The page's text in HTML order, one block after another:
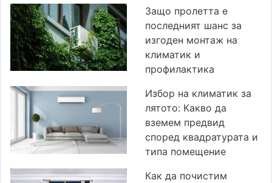
Защо пролетта е
последният шанс за
изгоден монтаж на
климатик и
профилактика
Избор на климатик за
лятото: Какво да
вземем предвид
според квадратурата и
типа помещение
Как да почистим